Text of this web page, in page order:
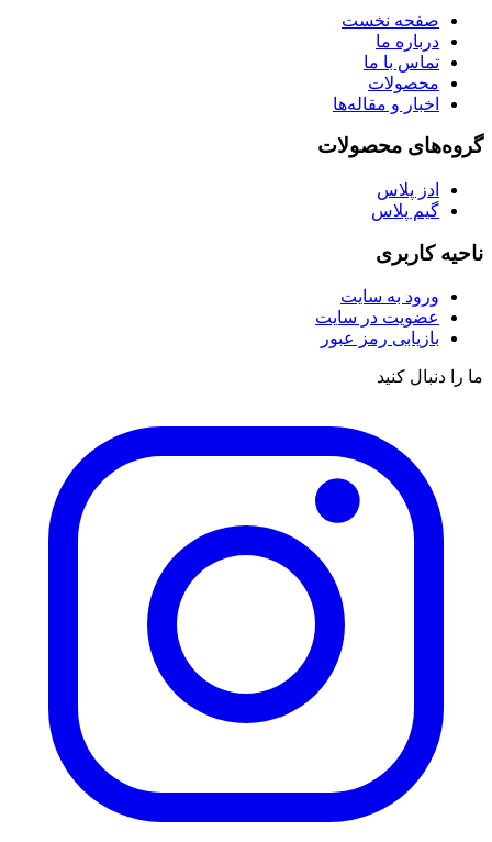
صفحه نخست
درباره ما
تماس با ما
محصولات
اخبار و مقاله‌ها
گروه‌های محصولات
ادز پلاس
گیم پلاس
ناحیه کاربری
ورود به سایت
عضویت در سایت
بازیابی رمز عبور
ما را دنبال کنید